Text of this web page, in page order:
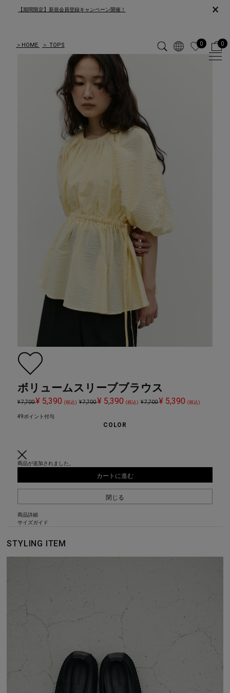
【期間限定】新規会員登録キャンペーン開催！ ×
＞ HOME ＞ TOPS 0 0
ボリュームスリーブブラウス
¥ 7,700¥ 5,390(税込) ¥ 7,700¥ 5,390(税込) ¥ 7,700¥ 5,390 (税込)
49ポイント付与
COLOR
商品が追加されました。
カートに進む
閉じる
商品詳細
サイズガイド
STYLING ITEM